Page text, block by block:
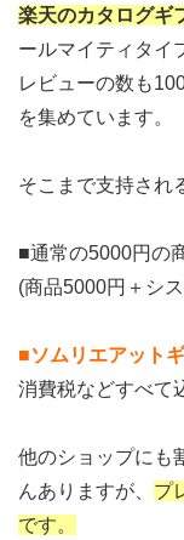
楽天のカタログギ
ールマイティタイ
レビューの数も
を集めています。
そこまで支持され
■通常の5000円の
(商品5000円＋シ
■ソムリエアット
消費税などすべて
他のショップにも
んありますが、 プ
です。